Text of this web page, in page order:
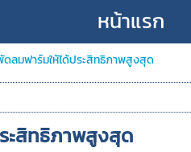
หน้าแรก
ลมฟาร์มให้ได้ประสิทธิภาพสูงสุด
ะสิทธิภาพสูงสุด